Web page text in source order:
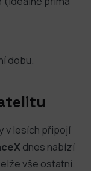
dobu.
v lesích připojí
dnes nabízí
vše ostatní.